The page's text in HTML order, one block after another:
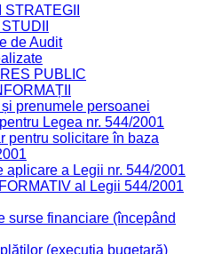
de Audit
PUBLIC
prenumele persoanei
Legea nr. 544/2001
pentru solicitare în baza
aplicare a Legii nr. 544/2001
al Legii 544/2001
surse financiare (începând
(execuția bugetară)